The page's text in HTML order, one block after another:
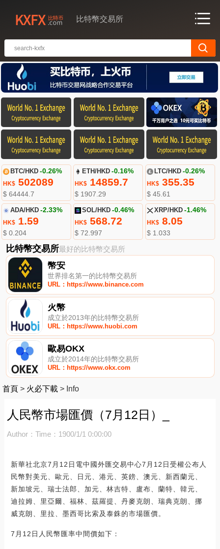
比特幣交易所
BTC/HKD -0.26%
HK$502089
$ 64444.7
ETH/HKD -0.16%
HK$ 14859.7
$ 1907.29
LTC/HKD -0.26%
HK$355.35
$ 45.61
ADA/HKD -2.33%
HK$1.59
$ 0.204
SOL/HKD -0.46%
HK$ 568.72
$ 72.997
XRP/HKD -1.46%
HK$8.05
$ 1.033
比特幣交易所最好的比特幣交易所
幣安
世界排名第一的比特幣交易所
URL：https://www.binance.com
火幣
成立於2013年的比特幣交易所
URL：https://www.huobi.com
歐易OKX
成立於2014年的比特幣交易所
URL：https://www.okx.com
首頁 > 火必下載 > Info
人民幣市場匯價（7月12日）_
Author： Time：1900/1/1 0:00:00
新華社北京7月12日電中國外匯交易中心7月12日受權公布人
民幣對美元、歐元、日元、港元、英鎊、澳元、新西蘭元、
新加坡元、瑞士法郎、加元、林吉特、盧布、蘭特、韓元、
迪拉姆、里亞爾、福林、茲羅提、丹麥克朗、瑞典克朗、挪
威克朗、里拉、墨西哥比索及泰銖的市場匯價。
7月12日人民幣匯率中間價如下：